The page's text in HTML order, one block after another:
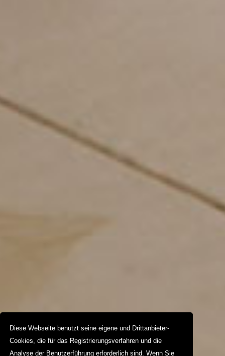
Diese Webseite benutzt seine eigene und Drittanbieter-
Cookies, die für das Registrierungsverfahren und die
Analyse der Benutzerführung erforderlich sind. Wenn Sie